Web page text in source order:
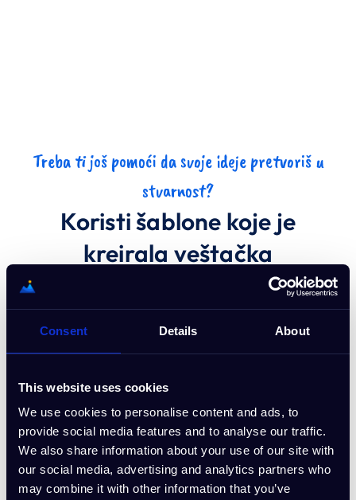
Consent Details About
This website uses cookies
We use cookies to personalise content and ads, to
provide social media features and to analyse our traffic.
We also share information about your use of our site with
our social media, advertising and analytics partners who
may combine it with other information that you’ve
Treba ti još pomoći da svoje ideje pretvoriš u
stvarnost?
Koristi šablone koje je
kreirala veštačka
inteligencija za tvoju biznis
ideju
da je razviješ brže. Počni sa unapred
biznis.